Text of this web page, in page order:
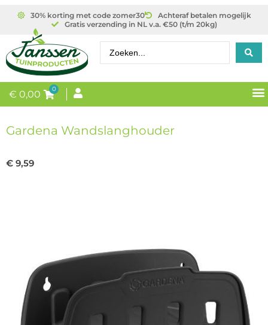
30% korting met code zomer30
Achteraf betalen mogelijk
Gratis verzending in NL v.a. €50 (t/m 20kg)
€ 0,00 0
Gardena Wandslanghouder
€ 9,59